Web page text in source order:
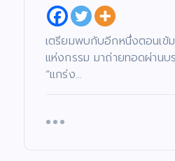
เตรียมพบกับอีกหนึ่งตอนเข้
แห่งกรรม มาถ่ายทอดผ่านบ
“แกร่ง…